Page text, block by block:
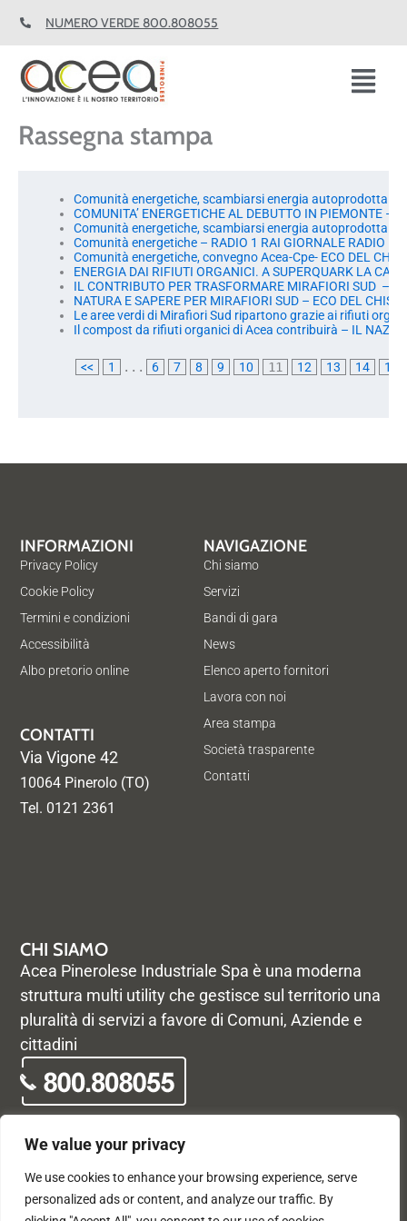
We value your privacy
We use cookies to enhance your browsing experience, serve
personalized ads or content, and analyze our traffic. By
NUMERO VERDE 800.808055
Rassegna stampa
Comunità energetiche, scambiarsi energia autoprodotta
COMUNITA’ ENERGETICHE AL DEBUTTO IN PIEMONTE –
Comunità energetiche, scambiarsi energia autoprodotta
Comunità energetiche – RADIO 1 RAI GIORNALE RADIO
Comunità energetiche, convegno Acea-Cpe- ECO DEL
ENERGIA DAI RIFIUTI ORGANICI. A SUPERQUARK LA
IL CONTRIBUTO PER TRASFORMARE MIRAFIORI SUD  –
NATURA E SAPERE PER MIRAFIORI SUD – ECO DEL
Le aree verdi di Mirafiori Sud ripartono grazie ai rifiuti
Il compost da rifiuti organici di Acea contribuirà – IL
<< 1 ... 6 7 8 9 10 11 12 13 14 15
CHI SIAMO
Acea Pinerolese Industriale Spa è una moderna
struttura multi utility che gestisce sul territorio una
pluralità di servizi a favore di Comuni, Aziende e
cittadini
NAVIGAZIONE
Chi siamo
Servizi
Bandi di gara
News
Elenco aperto fornitori
Lavora con noi
Area stampa
Società trasparente
Contatti
INFORMAZIONI
Privacy Policy
Cookie Policy
Termini e condizioni
Accessibilità
Albo pretorio online
CONTATTI
Via Vigone 42
10064 Pinerolo (TO)
Tel. 0121 2361
© Acea Pinerolese Industriale S.p.a. – Tutti i diritti riservati. Via
Vigone 42 - 10064 Pinerolo - P. Iva e Registro delle imprese di